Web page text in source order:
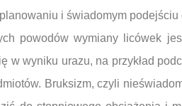
i świadomym podejściu
powodów wymiany licówek
w wyniku urazu, na przykład
Bruksizm, czyli